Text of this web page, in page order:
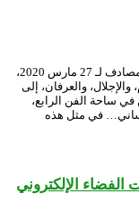
مع الموعد السنوي للاحتفال باليوم العالمي للمسرح المصادف لـ 27 مارس 2020،
والإجلال، والعرفان، إلى
ساحة الفن الرابع،
في مثل هذه
الإلكتروني